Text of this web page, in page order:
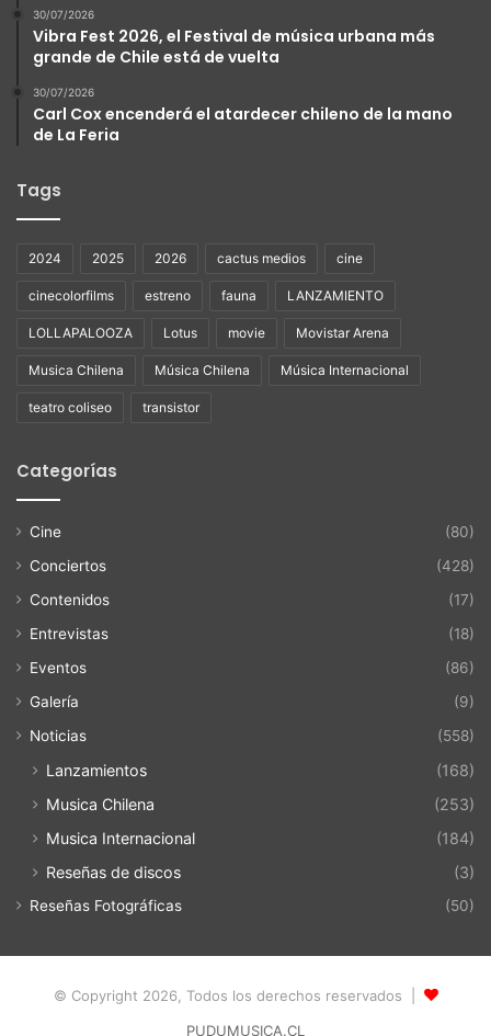
30/07/2026
Vibra Fest 2026, el Festival de música urbana más
grande de Chile está de vuelta
30/07/2026
Carl Cox encenderá el atardecer chileno de la mano
de La Feria
Tags
2024 2025 2026 cactus medios cine
cinecolorfilms estreno fauna LANZAMIENTO
LOLLAPALOOZA Lotus movie Movistar Arena
Musica Chilena Música Chilena Música Internacional
teatro coliseo transistor
Categorías
Cine
(80)
Conciertos
(428)
Contenidos
(17)
Entrevistas
(18)
Eventos
(86)
Galería
(9)
Noticias
(558)
Lanzamientos
(168)
Musica Chilena
(253)
Musica Internacional
(184)
Reseñas de discos
(3)
Reseñas Fotográficas (50)
© Copyright 2026, Todos los derechos reservados |
PUDUMUSICA.CL